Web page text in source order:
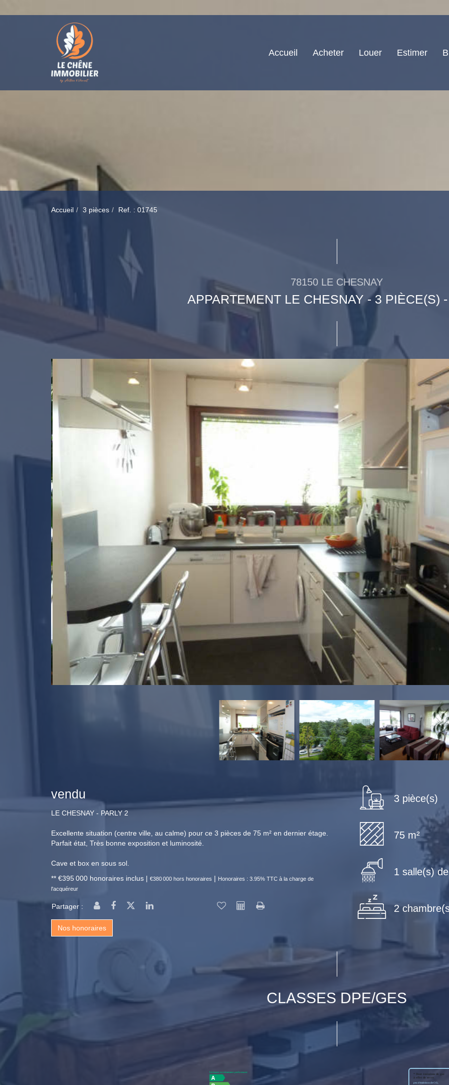
Accueil Acheter Louer Estimer
Accueil 3 pièces Ref. : 01745
78150 LE CHESNAY
APPARTEMENT LE CHESNAY - 3 PIÈCE(S)
vendu
LE CHESNAY - PARLY 2
Excellente situation (centre ville, au calme) pour ce 3 pièces de 75 m² en dernier étage.
Parfait état, Très bonne exposition et luminosité.
Cave et box en sous sol.
** €395 000 honoraires inclus | €380 000 hors honoraires | Honoraires : 3.95% TTC à la charge de
l'acquéreur
Partager :
Nos honoraires
3 pièce(s)
75 m²
1 salle(s)
2
CLASSES DPE/GES